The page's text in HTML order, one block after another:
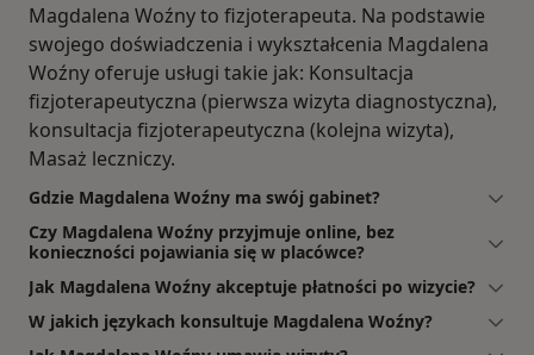
Magdalena Woźny to fizjoterapeuta. Na podstawie
swojego doświadczenia i wykształcenia Magdalena
Woźny oferuje usługi takie jak: Konsultacja
fizjoterapeutyczna (pierwsza wizyta diagnostyczna),
konsultacja fizjoterapeutyczna (kolejna wizyta),
Masaż leczniczy.
Gdzie Magdalena Woźny ma swój gabinet?
Czy Magdalena Woźny przyjmuje online, bez
konieczności pojawiania się w placówce?
Jak Magdalena Woźny akceptuje płatności po wizycie?
W jakich językach konsultuje Magdalena Woźny?